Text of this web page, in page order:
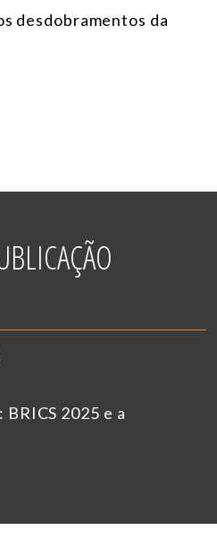
desdobramentos da
2025 e a